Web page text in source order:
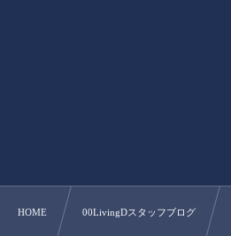
HOME 00LivingDスタッフブログ